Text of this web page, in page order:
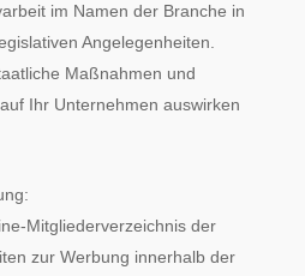
im Namen der Branche in
Angelegenheiten.
Maßnahmen und
Ihr Unternehmen auswirken
Mitgliederverzeichnis der
zur Werbung innerhalb der